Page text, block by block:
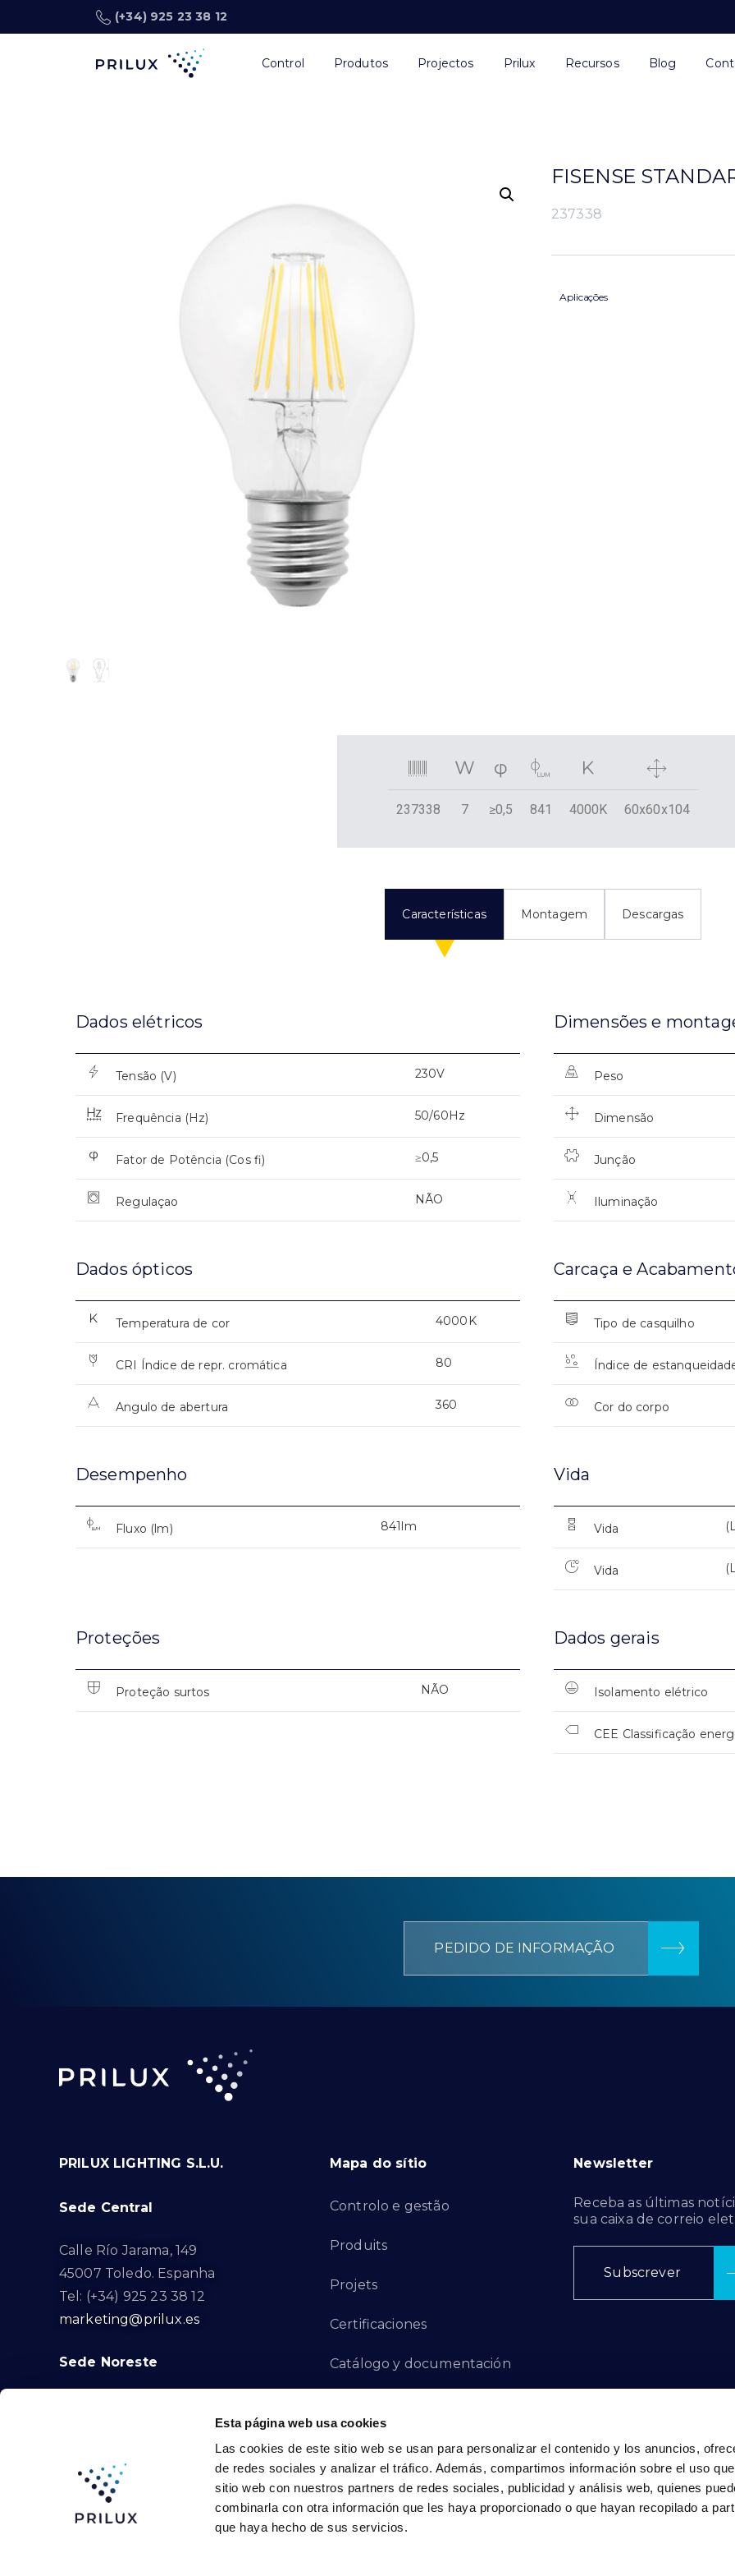
Esta página web usa cookies
Las cookies de este sitio web se usan para personalizar el contenido y los anuncios,
de redes sociales y analizar el tráfico. Además, compartimos información sobre el uso
sitio web con nuestros partners de redes sociales, publicidad y análisis web, quienes
combinarla con otra información que les haya proporcionado o que hayan recopilado a
que haya hecho de sus servicios.
(+34) 925 23 38 12
Control Produtos Projectos Prilux Recursos Blog
FISENSE
237338
Aplicações
237338 7 ≥0,5 841 4000K 60x60x104
Características Montagem Descargas
Dados elétricos
Tensão (V) 230V
Frequência (Hz) 50/60Hz
Fator de Potência (Cos fi) ≥0,5
Regulaçao NÃO
Dimensões e
Peso
Dimensão
Junção
Iluminação
Dados ópticos
Temperatura de cor 4000K
CRI Índice de repr. cromática 80
Angulo de abertura 360
Carcaça e
Tipo de casquilho
Índice de
Cor do corpo
Desempenho
Fluxo (lm) 841lm
Vida
Vida
Vida
Proteções
Proteção surtos NÃO
Dados gerais
Isolamento elétrico
CEE Classificação
PEDIDO DE INFORMAÇÃO
PRILUX LIGHTING S.L.U.
Sede Central
Calle Río Jarama, 149
45007 Toledo. Espanha
Tel: (+34) 925 23 38 12
marketing@prilux.es
Sede Noreste
08791. Sant Llorenç d’Hortons.
Tel: (+34) 93 719 23 29
marketing@prilux.es
Mapa do sítio
Controlo e gestão
Produits
Projets
Certificaciones
Catálogo y documentación
Canal de denuncias
Contact
Newsletter
Receba as últimas
sua caixa de correio
Subscrever